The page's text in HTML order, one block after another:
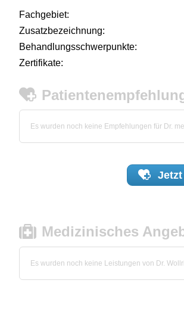
Fachgebiet:
Zusatzbezeichnung:
Behandlungsschwerpunkte:
Zertifikate:
Es wurden noch keine Empfehlungen für Dr.
Jetzt
Medizinisches
Es wurden noch keine Leistungen von Dr.